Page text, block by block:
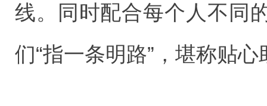
线。同时配合每个人不同
们“指一条明路”，堪称贴